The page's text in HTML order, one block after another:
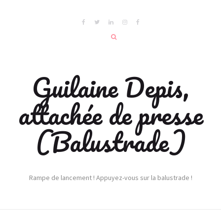
Guilaine Depis,
attachée de presse
(Balustrade)
Rampe de lancement ! Appuyez-vous sur la balustrade !